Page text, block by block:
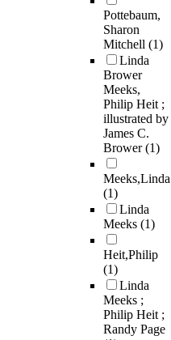
Pottebaum,
Sharon
Mitchell (1)
Linda
Brower
Meeks,
Philip Heit ;
illustrated by
James C.
Brower(1)
Meeks,Linda
(1)
Linda
Meeks (1)
Heit,Philip
(1)
Linda
Meeks ;
Philip Heit ;
Randy Page